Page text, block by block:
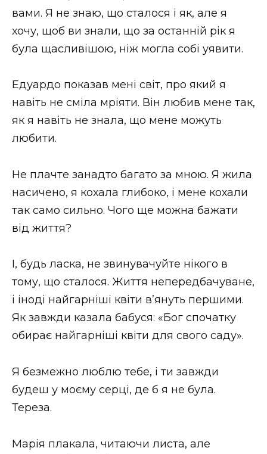
вами. Я не знаю, що сталося і як, але я
хочу, щоб ви знали, що за останній рік я
була щасливішою, ніж могла собі уявити.
Едуардо показав мені світ, про який я
навіть не сміла мріяти. Він любив мене так,
як я навіть не знала, що мене можуть
любити.
Не плачте занадто багато за мною. Я жила
насичено, я кохала глибоко, і мене кохали
так само сильно. Чого ще можна бажати
від життя?
І, будь ласка, не звинувачуйте нікого в
тому, що сталося. Життя непередбачуване,
і іноді найгарніші квіти в’януть першими.
Як завжди казала бабуся: «Бог спочатку
обирає найгарніші квіти для свого саду».
Я безмежно люблю тебе, і ти завжди
будеш у моєму серці, де б я не була.
Тереза.
Марія плакала, читаючи листа, але